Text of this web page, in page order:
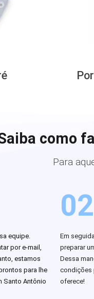
como
Para
equipe.
por e-mail,
estamos
para lhe
Santo Antônio
Em
preparar
Dessa
condições
oferece!